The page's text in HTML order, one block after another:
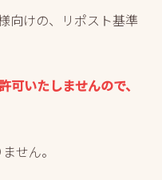
向けの、リポスト基準
いたしませんので、
せん。